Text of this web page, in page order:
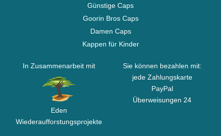
Günstige Caps
Goorin Bros Caps
Damen Caps
Kappen für Kinder
In Zusammenarbeit mit
Eden
Wiederaufforstungsprojekte
Sie können bezahlen mit:
jede Zahlungskarte
PayPal
Überweisungen 24